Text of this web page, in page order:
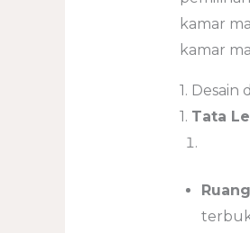
kamar
kamar
1. Desain
1. Tata